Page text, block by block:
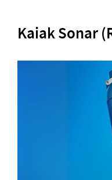
Kaiak Sonar